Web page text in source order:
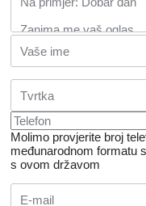
Molimo provjerite broj
međunarodnom formatu
s ovom državom